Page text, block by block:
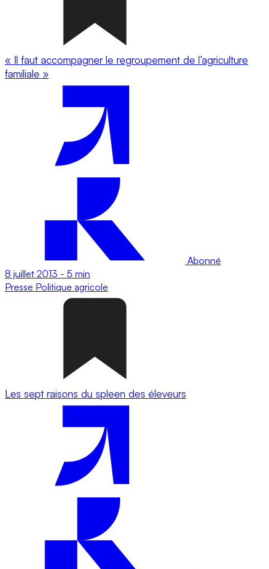
« Il faut accompagner le regroupement de l’agriculture
familiale »
Abonné
8 juillet 2013 - 5 min
Presse Politique agricole
Les sept raisons du spleen des éleveurs